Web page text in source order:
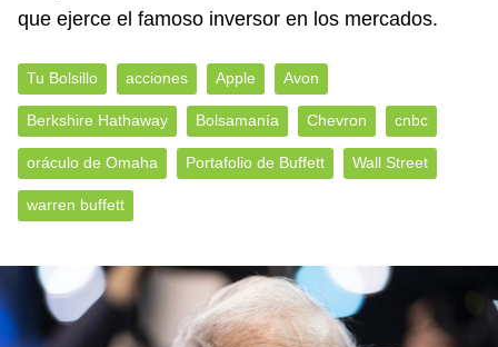
que ejerce el famoso inversor en los mercados.
Tu Bolsillo acciones Apple Avon
Berkshire Hathaway Bolsamanía Chevron cnbc
oráculo de Omaha Portafolio de Buffett Wall Street
warren buffett